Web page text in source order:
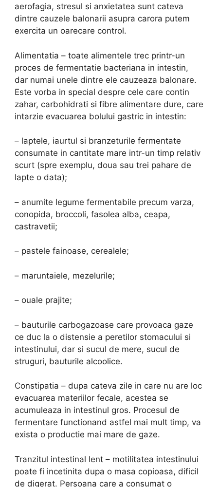
aerofagia, stresul si anxietatea sunt cateva
dintre cauzele balonarii asupra carora putem
exercita un oarecare control.
Alimentatia – toate alimentele trec printr-un
proces de fermentatie bacteriana in intestin,
dar numai unele dintre ele cauzeaza balonare.
Este vorba in special despre cele care contin
zahar, carbohidrati si fibre alimentare dure, care
intarzie evacuarea bolului gastric in intestin:
– laptele, iaurtul si branzeturile fermentate
consumate in cantitate mare intr-un timp relativ
scurt (spre exemplu, doua sau trei pahare de
lapte o data);
– anumite legume fermentabile precum varza,
conopida, broccoli, fasolea alba, ceapa,
castravetii;
– pastele fainoase, cerealele;
– maruntaiele, mezelurile;
– ouale prajite;
– bauturile carbogazoase care provoaca gaze
ce duc la o distensie a peretilor stomacului si
intestinului, dar si sucul de mere, sucul de
struguri, bauturile alcoolice.
Constipatia – dupa cateva zile in care nu are loc
evacuarea materiilor fecale, acestea se
acumuleaza in intestinul gros. Procesul de
fermentare functionand astfel mai mult timp, va
exista o productie mai mare de gaze.
Tranzitul intestinal lent – motilitatea intestinului
poate fi incetinita dupa o masa copioasa, dificil
de digerat. Persoana care a consumat o